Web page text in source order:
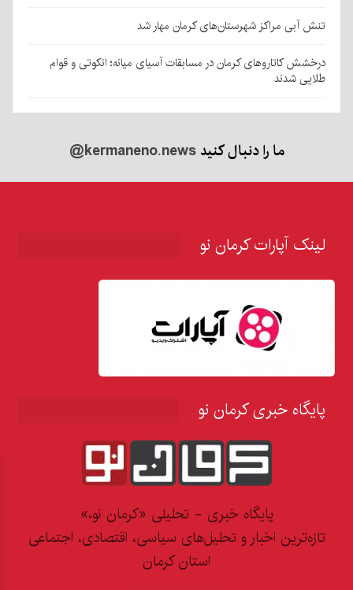
تنش آبی مراکز شهرستان‌های کرمان مهار شد
درخشش کاتاروهای کرمان در مسابقات آسیای میانه؛ انکوتی و قوام
طلایی شدند
ما را دنبال کنید@kermaneno.news
لینک آپارات کرمان نو
پایگاه خبری کرمان نو
پایگاه خبری - تحلیلی «کرمان نو،»
تازه‌ترین اخبار و تحلیل‌های سیاسی، اقتصادی، اجتماعی
استان کرمان